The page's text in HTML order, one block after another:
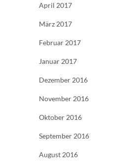
April 2017
März 2017
Februar 2017
Januar 2017
Dezember 2016
November 2016
Oktober 2016
September 2016
August 2016